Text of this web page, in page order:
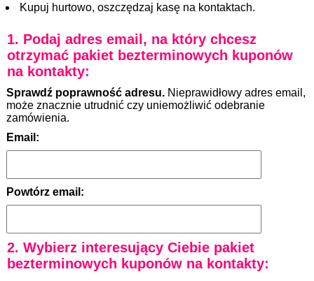
Kupuj hurtowo, oszczędzaj kasę na kontaktach.
1. Podaj adres email, na który chcesz
otrzymać pakiet bezterminowych kuponów
na kontakty:
Sprawdź poprawność adresu. Nieprawidłowy adres email,
może znacznie utrudnić czy uniemożliwić odebranie
zamówienia.
Email:
Powtórz email:
2. Wybierz interesujący Ciebie pakiet
bezterminowych kuponów na kontakty: